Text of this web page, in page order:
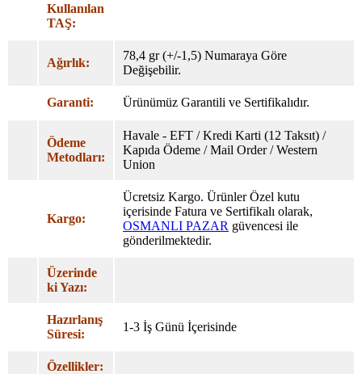
Kullanılan
TAŞ:
Ağırlık:
78,4 gr (+/-1,5) Numaraya Göre
Değişebilir.
Garanti: Ürünümüz Garantili ve Sertifikalıdır.
Ödeme
Metodları:
Havale - EFT / Kredi Karti (12 Taksıt) /
Kapıda Ödeme / Mail Order / Western
Union
Kargo:
Ücretsiz Kargo. Ürünler Özel kutu
içerisinde Fatura ve Sertifikalı olarak,
OSMANLI PAZAR güvencesi ile
gönderilmektedir.
Üzerinde
ki Yazı:
Hazırlanış
Süresi:
1-3 İş Günü İçerisinde
Özellikler: